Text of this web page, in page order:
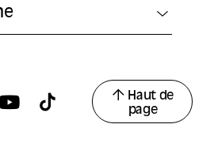
Haut de
page